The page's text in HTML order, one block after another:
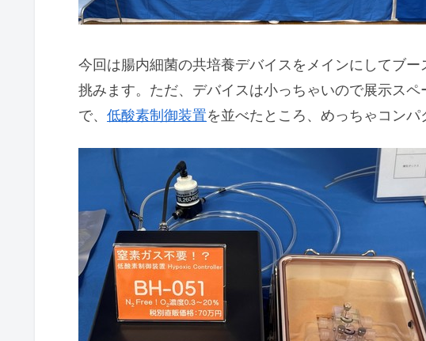
今回は腸内細菌の共培養デバイスをメインにしてブ
挑みます。ただ、デバイスは小っちゃいので展示ス
で、 低酸素制御装置を並べたところ、めっちゃコンパ